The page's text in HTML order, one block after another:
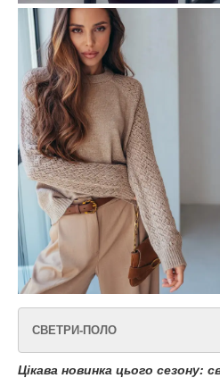
СВЕТРИ-ПОЛО
Цікава новинка цього сезону: